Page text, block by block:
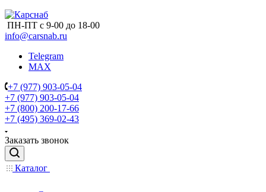
ПН-ПТ с 9-00 до 18-00
info@carsnab.ru
Telegram
MAX
+7 (977) 903-05-04
+7 (977) 903-05-04
+7 (800) 200-17-66
+7 (495) 369-02-43
Заказать звонок
Каталог